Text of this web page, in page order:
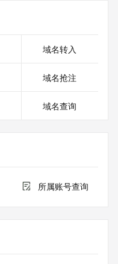
域名转入
域名抢注
域名查询
所属账号查询